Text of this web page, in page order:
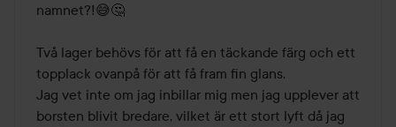
namnet?!😅🤔
Två lager behövs för att få en täckande färg och ett
topplack ovanpå för att få fram fin glans.
Jag vet inte om jag inbillar mig men jag upplever att
borsten blivit bredare, vilket är ett stort lyft då jag